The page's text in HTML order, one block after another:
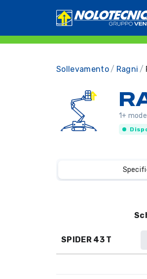
Sollevamento Ragni
1+
SPIDER 43 T